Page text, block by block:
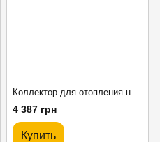
4 387 грн
Купить